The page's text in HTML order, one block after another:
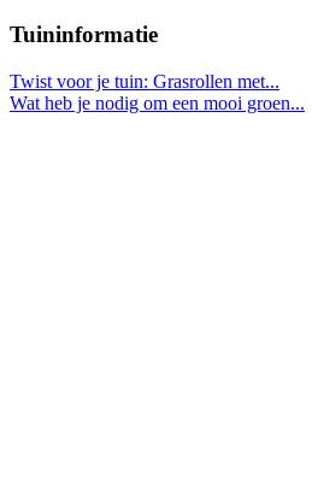
Tuininformatie
Twist voor je tuin: Grasrollen met...
Wat heb je nodig om een mooi groen...